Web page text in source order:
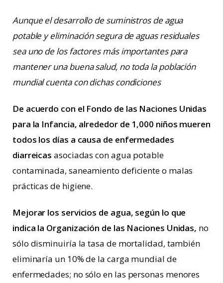
Aunque el desarrollo de suministros de agua
potable y eliminación segura de aguas residuales
sea uno de los factores más importantes para
mantener una buena salud, no toda la población
mundial cuenta con dichas condiciones
De acuerdo con el Fondo de las Naciones Unidas
para la Infancia, alrededor de 1,000 niños mueren
todos los días a causa de enfermedades
diarreicas asociadas con agua potable
contaminada, saneamiento deficiente o malas
prácticas de higiene.
Mejorar los servicios de agua, según lo que
indica la Organización de las Naciones Unidas, no
sólo disminuiría la tasa de mortalidad, también
eliminaría un 10% de la carga mundial de
enfermedades; no sólo en las personas menores